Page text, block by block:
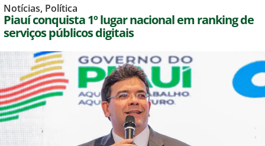
Notícias, Política
Piauí conquista 1º lugar nacional em ranking de
serviços públicos digitais